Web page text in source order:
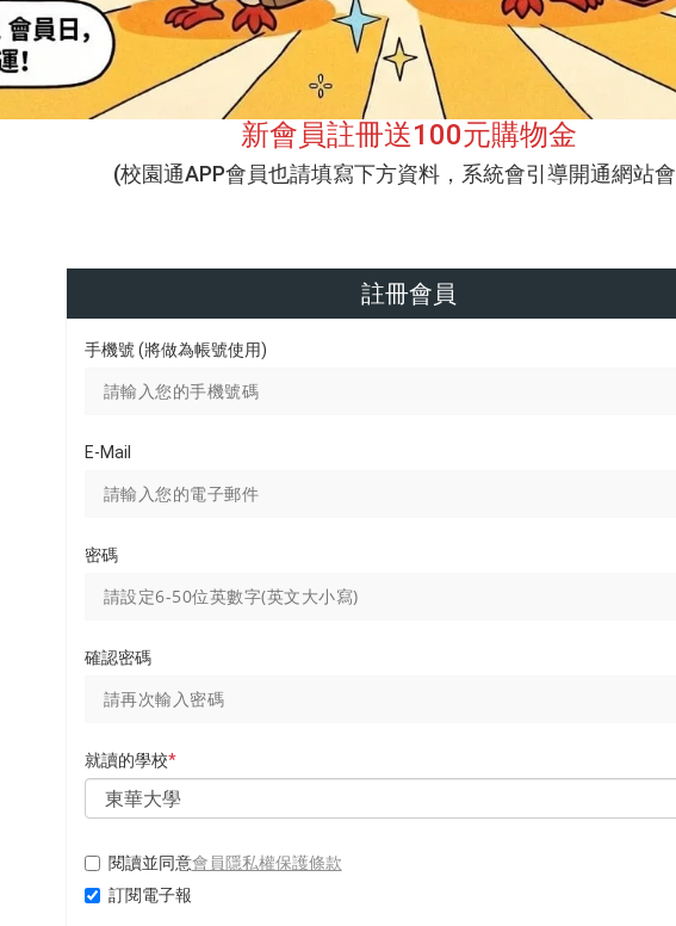
新會員註冊送100元購物金
(校園通APP會員也請填寫下方資料，系統會引導開通網站
註冊會員
手機號 (將做為帳號使用)
E-Mail
密碼
確認密碼
就讀的學校*
閱讀並同意會員隱私權保護條款
訂閱電子報